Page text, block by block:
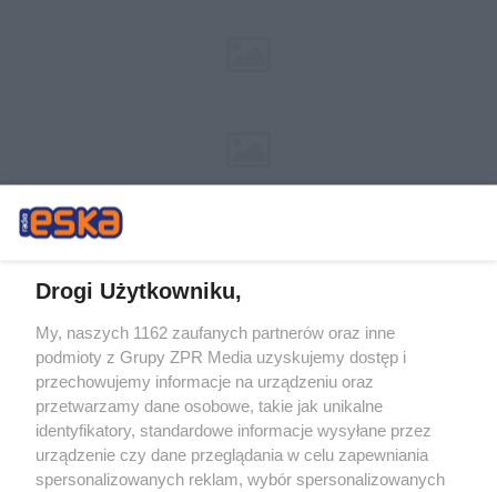
Żaden utwór zamieszczony w serwisie nie może być powielany i
rozpowszechniany lub dalej rozpowszechniany w jakikolwiek sposób (w
tym także elektroniczny lub mechaniczny) na jakimkolwiek polu
eksploatacji w jakiejkolwiek formie, włącznie z umieszczaniem w Internecie
bez pisemnej zgody właściciela praw. Jakiekolwiek użycie lub
wykorzystanie utworów w całości lub w części z naruszeniem prawa, tzn.
bez właściwej zgody, jest zabronione pod groźbą kary i może być ścigane
prawnie.
Drogi Użytkowniku,
My, naszych 1162 zaufanych partnerów oraz inne
podmioty z Grupy ZPR Media uzyskujemy dostęp i
przechowujemy informacje na urządzeniu oraz
przetwarzamy dane osobowe, takie jak unikalne
identyfikatory, standardowe informacje wysyłane przez
urządzenie czy dane przeglądania w celu zapewniania
spersonalizowanych reklam, wybór spersonalizowanych